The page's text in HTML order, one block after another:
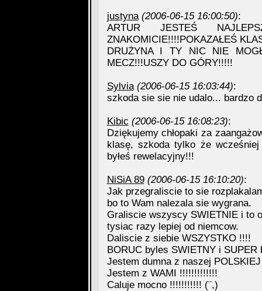
justyna (2006-06-15 16:00:50):
ARTUR JESTEŚ
ZNAKOMICIE!!!!POKAZAŁEŚ
DRUŻYNA I TY NIC NIE
MECZ!!!USZY DO GÓRY!!!!!
Sylvia (2006-06-15 16:03:44):
szkoda sie sie nie udalo... bardzo
Kibic (2006-06-15 16:08:23):
Dziękujemy chłopaki za
klasę, szkoda tylko że
byłeś rewelacyjny!!!
NiSiA 89 (2006-06-15 16:10:20):
Jak przegraliscie to sie
bo to Wam nalezala sie wygrana.
Graliscie wszyscy SWIETNIE i to o
tysiac razy lepiej od niemcow.
Daliscie z siebie WSZYSTKO !!!!
BORUC byles SWIETNY i SUPER
Jestem dumna z naszej
Jestem z WAMI !!!!!!!!!!!!!
Caluje mocno !!!!!!!!!!! (¨,)